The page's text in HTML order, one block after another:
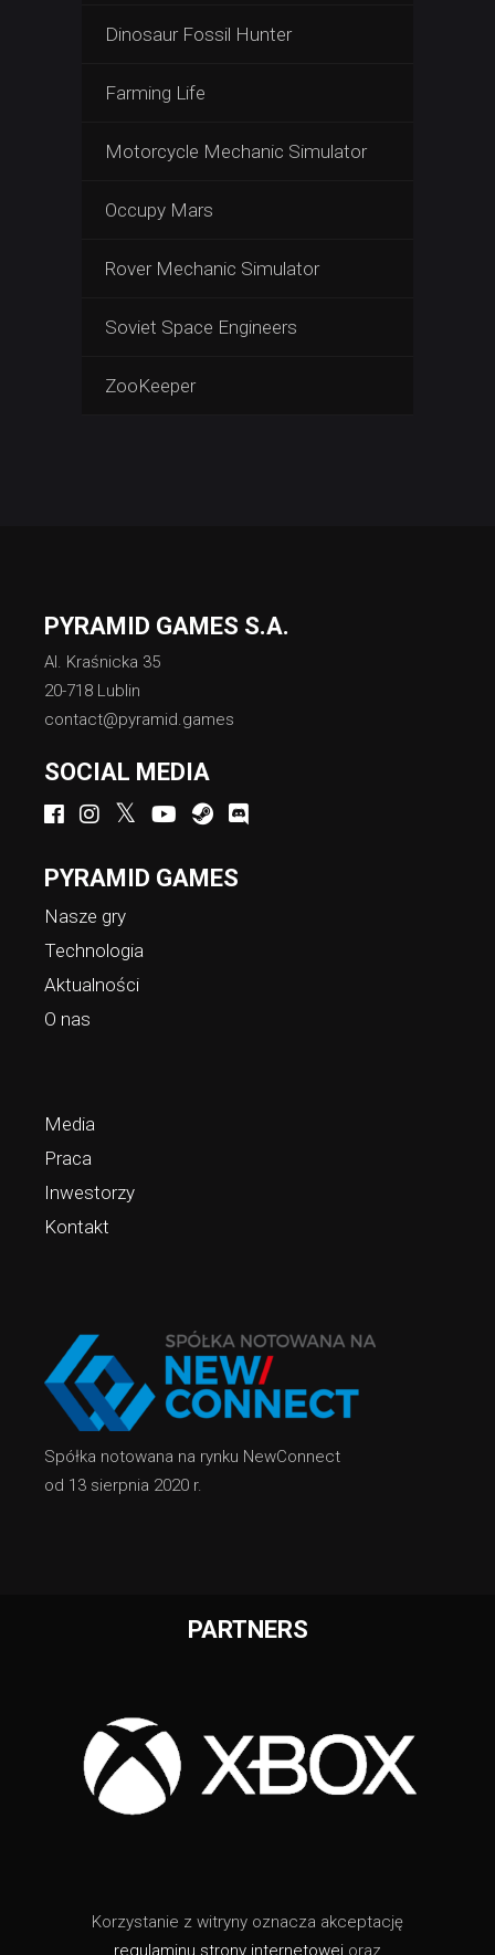
Dinosaur Fossil Hunter
Farming Life
Motorcycle Mechanic Simulator
Occupy Mars
Rover Mechanic Simulator
Soviet Space Engineers
ZooKeeper
PYRAMID GAMES S.A.
Al. Kraśnicka 35
20-718 Lublin
contact@pyramid.games
SOCIAL MEDIA
PYRAMID GAMES
Nasze gry
Technologia
Aktualności
O nas
Media
Praca
Inwestorzy
Kontakt
Spółka notowana na rynku NewConnect
od 13 sierpnia 2020 r.
PARTNERS
Korzystanie z witryny oznacza akceptację
regulaminu strony internetowej oraz